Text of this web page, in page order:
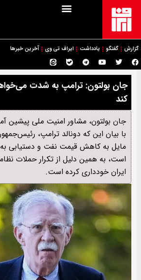
گزارش گفتگو یادداشت ایراف تی وی آخرین خبرها
جان بولتون: ترامپ به شدت
کند
جان بولتون، مشاور امنیت ملی پیشین
با بیان این که دونالد ترامپ،
مایل به کاهش قیمت نفت و دستیابی به
است،‌ به همین دلیل از تکرار حملات
ایران خودداری کرده است.